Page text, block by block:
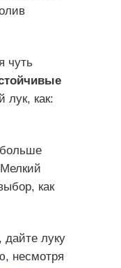
чуть
лук, как:
больше
как
луку
несмотря